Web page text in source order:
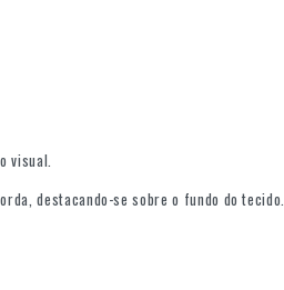
visual.
destacando-se sobre o fundo do tecido.